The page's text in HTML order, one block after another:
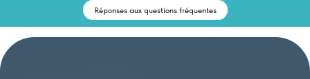
Réponses aux questions fréquentes